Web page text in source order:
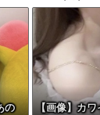
の
【画像】カ